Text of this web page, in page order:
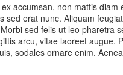
accumsan, non mattis
sed erat nunc. Aliquam
sed felis ut leo pharetra
arcu, vitae laoreet augue.
sodales ornare enim.